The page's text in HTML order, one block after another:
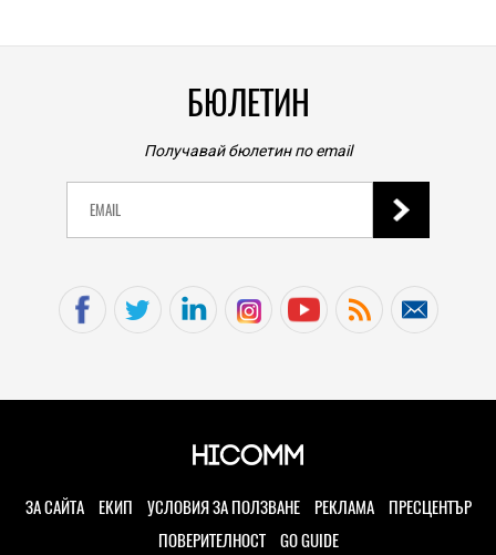
БЮЛЕТИН
Получавай бюлетин по email
ЗА САЙТА ЕКИП УСЛОВИЯ ЗА ПОЛЗВАНЕ РЕКЛАМА
ПРЕСЦЕНТЪР
ПОВЕРИТЕЛНОСТ
GO GUIDE